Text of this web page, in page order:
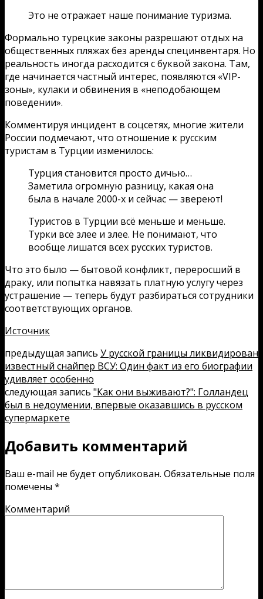
Это не отражает наше понимание туризма.
Формально турецкие законы разрешают отдых на
общественных пляжах без аренды специнвентаря. Но
реальность иногда расходится с буквой закона. Там,
где начинается частный интерес, появляются «VIP-
зоны», кулаки и обвинения в «неподобающем
поведении».
Комментируя инцидент в соцсетях, многие жители
России подмечают, что отношение к русским
туристам в Турции изменилось:
Турция становится просто дичью…
Заметила огромную разницу, какая она
была в начале 2000-х и сейчас — звереют!
Туристов в Турции всё меньше и меньше.
Турки всё злее и злее. Не понимают, что
вообще лишатся всех русских туристов.
Что это было — бытовой конфликт, переросший в
драку, или попытка навязать платную услугу через
устрашение — теперь будут разбираться сотрудники
соответствующих органов.
Источник
предыдущая запись У русской границы ликвидирован
известный снайпер ВСУ: Один факт из его биографии
удивляет особенно
следующая запись "Как они выживают?": Голландец
был в недоумении, впервые оказавшись в русском
супермаркете
Добавить комментарий
Ваш e-mail не будет опубликован. Обязательные поля
помечены *
Комментарий